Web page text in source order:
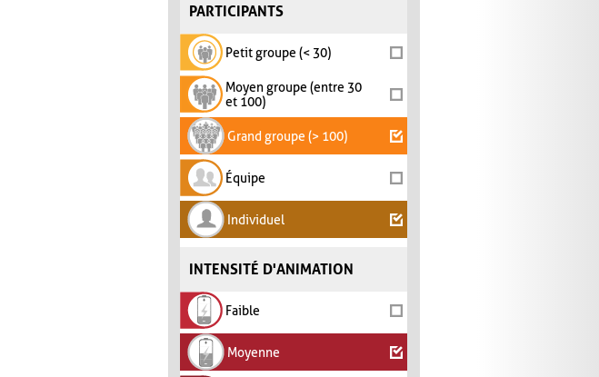
PARTICIPANTS
Petit groupe (< 30)
Moyen groupe (entre 30
et 100)
Grand groupe (> 100)
Équipe
Individuel
INTENSITÉ D'ANIMATION
Faible
Moyenne